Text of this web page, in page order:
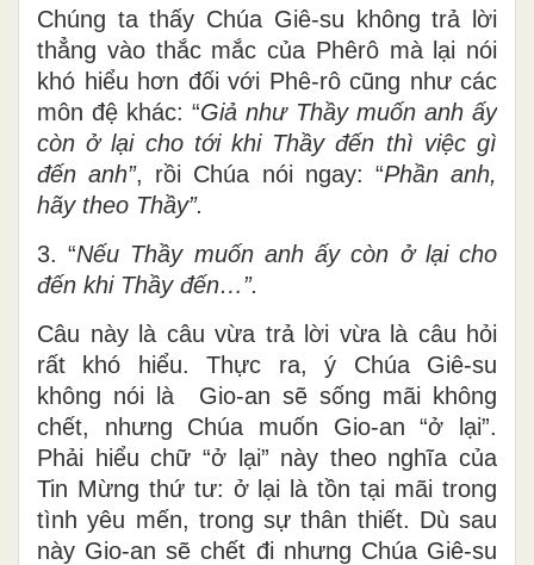
Chúng ta thấy Chúa Giê-su không trả lời
thẳng vào thắc mắc của Phêrô mà lại nói
khó hiểu hơn đối với Phê-rô cũng như các
môn đệ khác: “Giả như Thầy muốn anh ấy
còn ở lại cho tới khi Thầy đến thì việc gì
đến anh”, rồi Chúa nói ngay: “Phần anh,
hãy theo Thầy”.
3. “Nếu Thầy muốn anh ấy còn ở lại cho
đến khi Thầy đến…”.
Câu này là câu vừa trả lời vừa là câu hỏi
rất khó hiểu. Thực ra, ý Chúa Giê-su
không nói là Gio-an sẽ sống mãi không
chết, nhưng Chúa muốn Gio-an “ở lại”.
Phải hiểu chữ “ở lại” này theo nghĩa của
Tin Mừng thứ tư: ở lại là tồn tại mãi trong
tình yêu mến, trong sự thân thiết. Dù sau
này Gio-an sẽ chết đi nhưng Chúa Giê-su